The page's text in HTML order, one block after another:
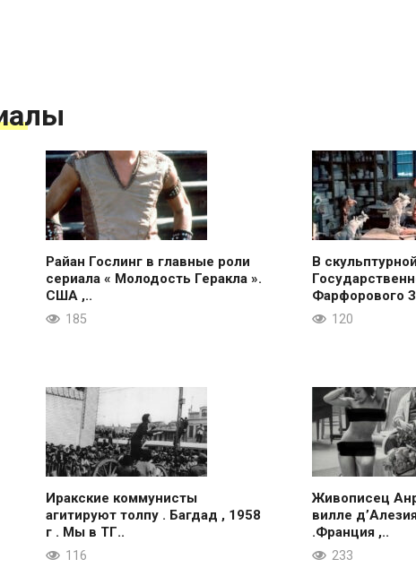
Райан Гослинг в главные роли
сериала « Молодость Геракла ».
США ,..
185
В
Фарфорового
120
Иракские коммунисты
агитируют толпу . Багдад , 1958
г . Мы в ТГ..
116
Живописец
вилле
.Франция ,..
233